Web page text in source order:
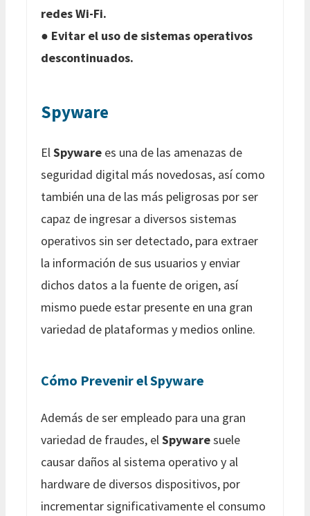
redes Wi-Fi.
● Evitar el uso de sistemas operativos
descontinuados.
Spyware
ElSpyware es una de las amenazas de
seguridad digital más novedosas, así como
también una de las más peligrosas por ser
capaz de ingresar a diversos sistemas
operativos sin ser detectado, para extraer
la información de sus usuarios y enviar
dichos datos a la fuente de origen, así
mismo puede estar presente en una gran
variedad de plataformas y medios online.
Cómo Prevenir el Spyware
Además de ser empleado para una gran
variedad de fraudes, elSpywaresuele
causar daños al sistema operativo y al
hardware de diversos dispositivos, por
incrementar significativamente el consumo